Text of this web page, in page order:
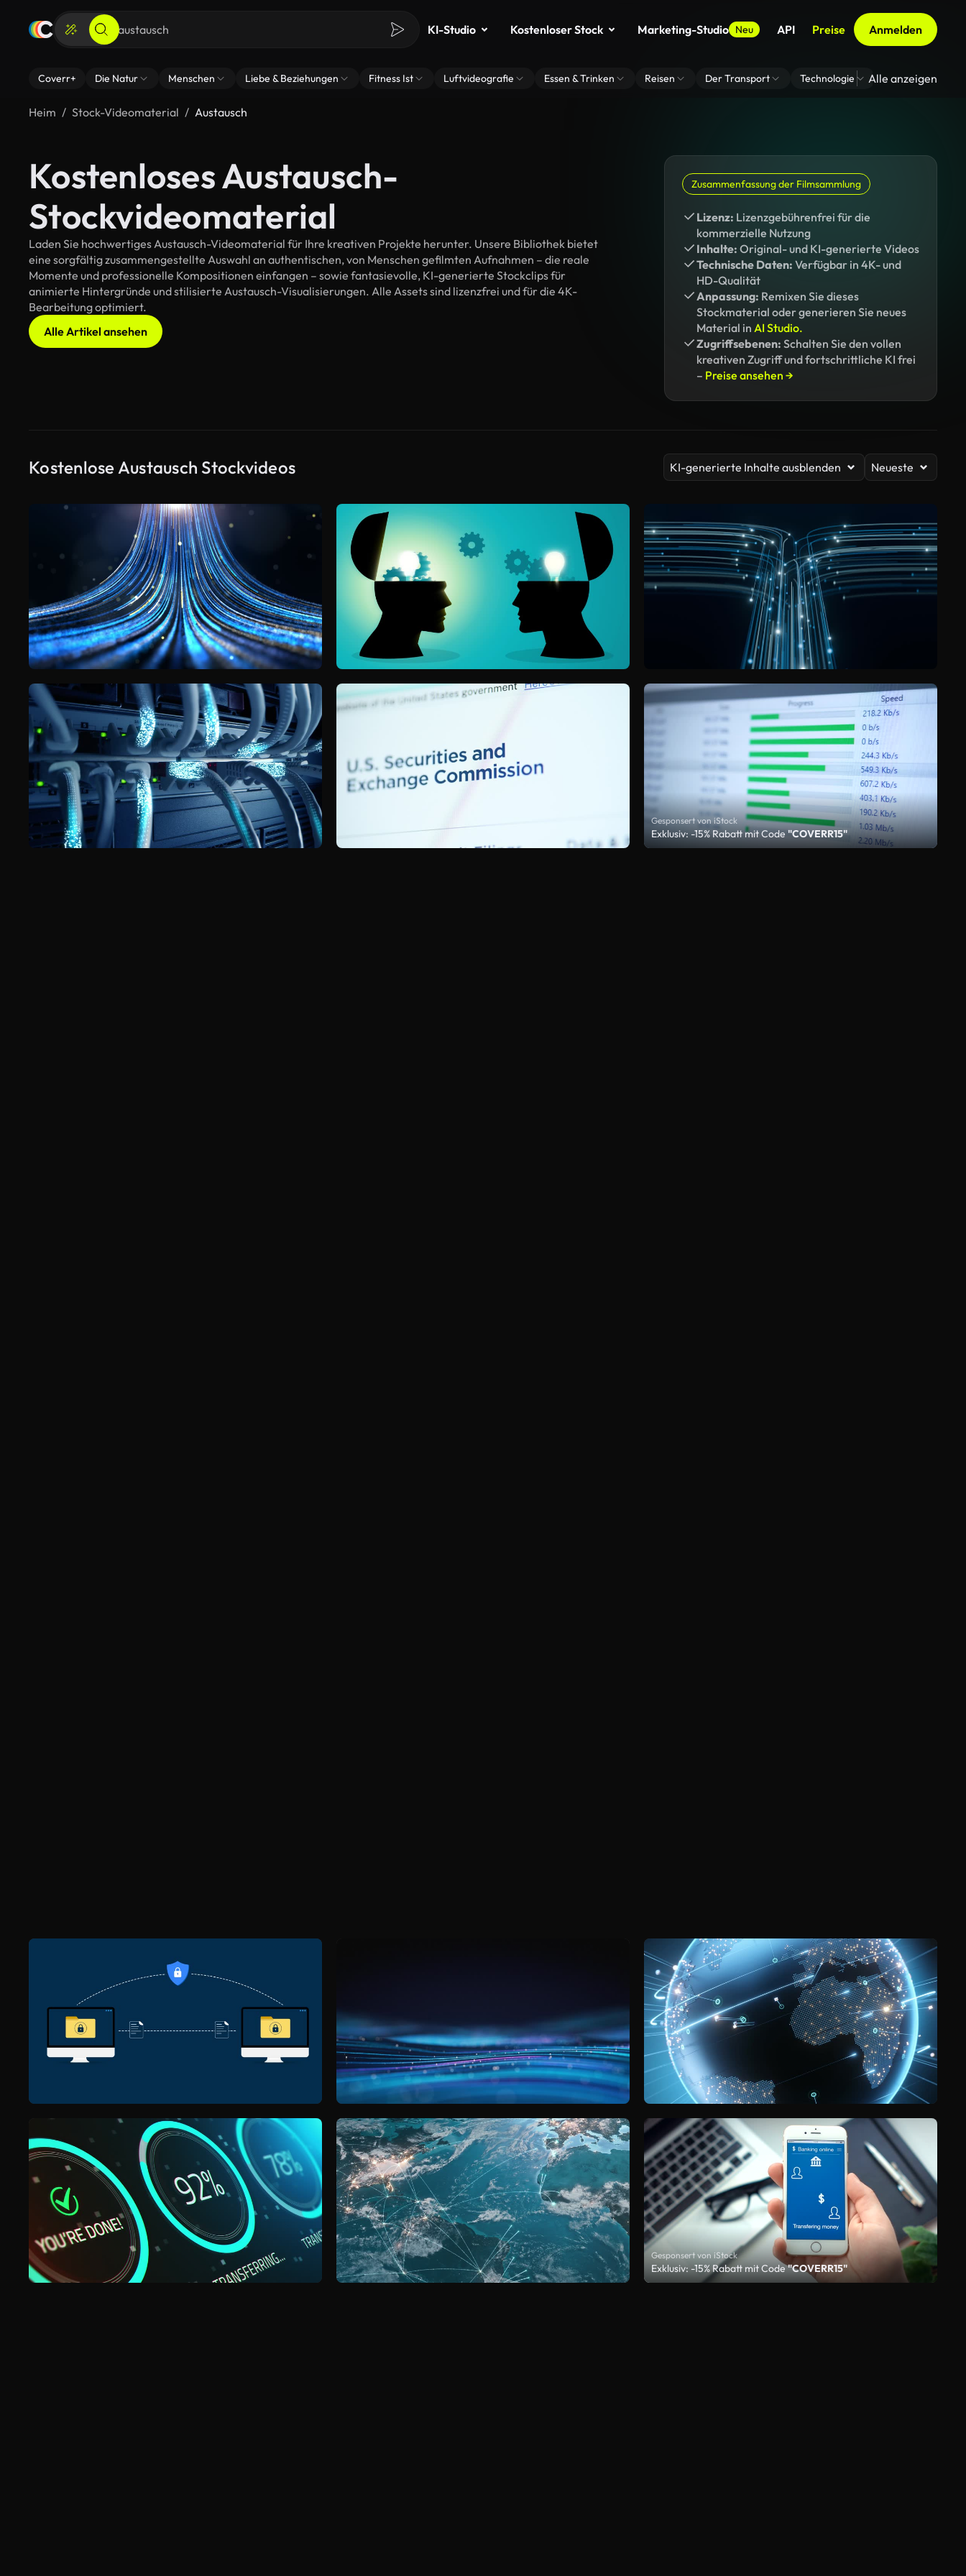
KI-Studio Kostenloser Stock Marketing-Studio Neu API Preise Anmelden
Coverr+ Die Natur Menschen Liebe & Beziehungen Fitness Ist Luftvideografie Essen & Trinken Reisen Der Transport Technologie Zoom Virtuelle
Alle anzeigen
Heim Stock-Videomaterial Austausch
Kostenloses Austausch-
Stockvideomaterial
Laden Sie hochwertiges Austausch-Videomaterial für Ihre kreativen Projekte herunter. Unsere Bibliothek bietet
eine sorgfältig zusammengestellte Auswahl an authentischen, von Menschen gefilmten Aufnahmen – die reale
Momente und professionelle Kompositionen einfangen – sowie fantasievolle, KI-generierte Stockclips für
animierte Hintergründe und stilisierte Austausch-Visualisierungen. Alle Assets sind lizenzfrei und für die 4K-
Bearbeitung optimiert.
Alle Artikel ansehen
Zusammenfassung der Filmsammlung
Lizenz: Lizenzgebührenfrei für die
kommerzielle Nutzung
Inhalte: Original- und KI-generierte Videos
Technische Daten: Verfügbar in 4K- und
HD-Qualität
Anpassung: Remixen Sie dieses
Stockmaterial oder generieren Sie neues
Material in AI Studio.
Zugriffsebenen: Schalten Sie den vollen
kreativen Zugriff und fortschrittliche KI frei
– Preise ansehen →
Kostenlose Austausch Stockvideos KI-generierte Inhalte ausblenden Neueste
Gesponsert von iStock
Exklusiv: -15% Rabatt mit Code"COVERR15"
Gesponsert von iStock
Exklusiv: -15% Rabatt mit Code"COVERR15"